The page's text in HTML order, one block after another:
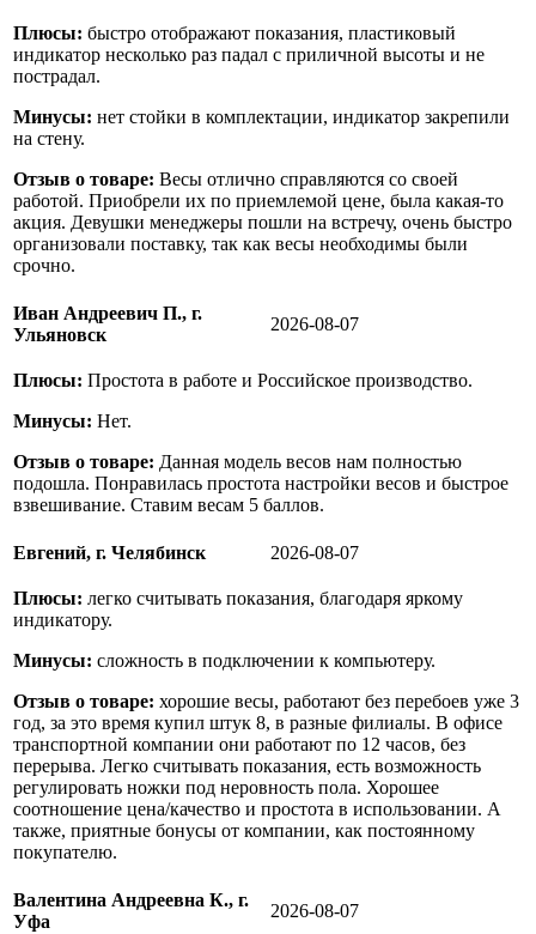
Плюсы: быстро отображают показания, пластиковый
индикатор несколько раз падал с приличной высоты и не
пострадал.
Минусы: нет стойки в комплектации, индикатор закрепили
на стену.
Отзыв о товаре: Весы отлично справляются со своей
работой. Приобрели их по приемлемой цене, была какая-то
акция. Девушки менеджеры пошли на встречу, очень быстро
организовали поставку, так как весы необходимы были
срочно.
Иван Андреевич П., г.
Ульяновск
2026-08-07
Плюсы: Простота в работе и Российское производство.
Минусы: Нет.
Отзыв о товаре: Данная модель весов нам полностью
подошла. Понравилась простота настройки весов и быстрое
взвешивание. Ставим весам 5 баллов.
Евгений, г. Челябинск 2026-08-07
Плюсы: легко считывать показания, благодаря яркому
индикатору.
Минусы: сложность в подключении к компьютеру.
Отзыв о товаре: хорошие весы, работают без перебоев уже 3
год, за это время купил штук 8, в разные филиалы. В офисе
транспортной компании они работают по 12 часов, без
перерыва. Легко считывать показания, есть возможность
регулировать ножки под неровность пола. Хорошее
соотношение цена/качество и простота в использовании. А
также, приятные бонусы от компании, как постоянному
покупателю.
Валентина Андреевна К., г.
Уфа
2026-08-07